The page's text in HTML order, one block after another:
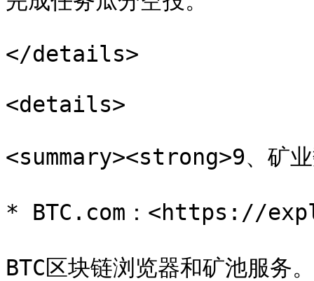
</details>
<details>
<summary><strong>9、矿
* BTC.com：<https://
BTC区块链浏览器和矿池服务。